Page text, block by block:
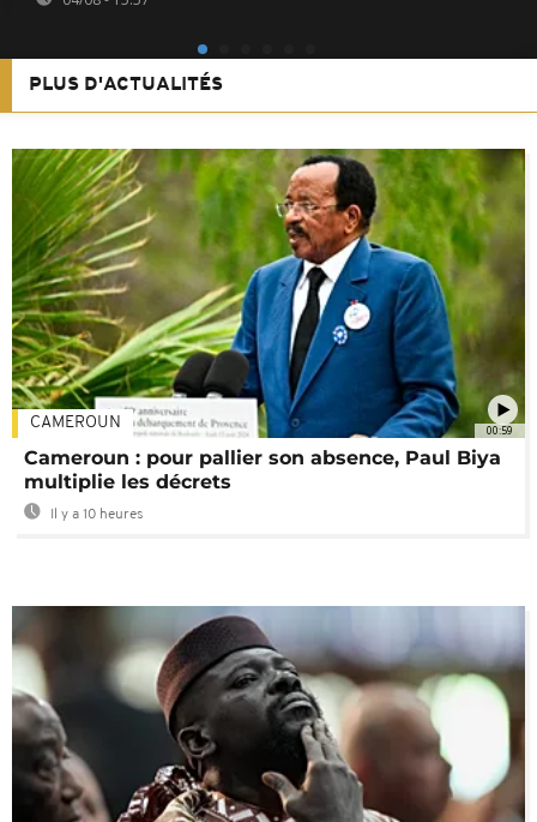
PLUS D'ACTUALITÉS
00:59
CAMEROUN
Cameroun : pour pallier son absence, Paul Biya
multiplie les décrets
Il y a 10 heures